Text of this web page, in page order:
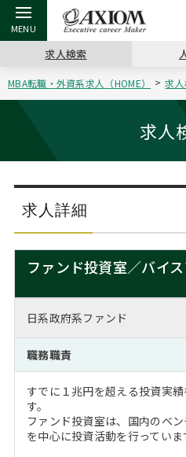
戻る
アクシアムの特長
サービス案内
コンサルタントの紹介
戻る
キャリア支援 TOP
キャリアデザイン講座
（最新求人市場動向）
ステージ別アドバイス
MBAの転職事例
MBAからのFAQ
MBA留学生数の推移
MBAを生かす求人特集
戻る
転職ツール TOP
英文レジュメの書き方
職務経歴書の書き方
外資系／面接攻略のコツ
戻る
転職コラム TOP
“展”職相談室
転職市場の明日をよめ
キャリアに効く一冊
注目企業インタビュー
戻る
イベント・セミナー TOP
ジョブフェア
キャリアデザインセミナー
プロ経営者の特別セミナー
Career Talk Live
MBA NETWORKING
戻る
会社概要 TOP
沿革
主なクライアント
パブリシティ
ニュースリリース
求人検索
MBA転職・外資系求人（HOME） 求
求人
求人詳細
ファンド投資室／バイ
日系政府系ファンド
職務職責
すでに１兆円を超える投資実
す。
ファンド投資室は、国内のベ
を中心に投資活動を行っていま